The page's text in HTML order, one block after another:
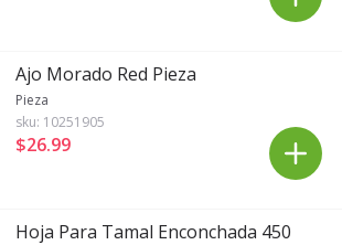
Ajo Morado Red Pieza
Pieza
sku: 10251905
$26.99
Hoja Para Tamal Enconchada 450